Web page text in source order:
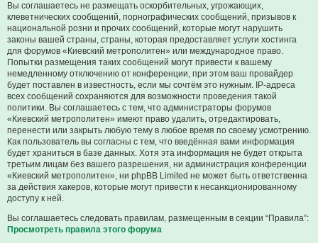
Вы соглашаетесь не размещать оскорбительных, угрожающих,
клеветнических сообщений, порнографических сообщений, призывов к
национальной розни и прочих сообщений, которые могут нарушить
законы вашей страны, страны, которая предоставляет услуги хостинга
для форумов «Киевский метрополитен» или международное право.
Попытки размещения таких сообщений могут привести к вашему
немедленному отключению от конференции, при этом ваш провайдер
будет поставлен в известность, если мы сочтём это нужным. IP-адреса
всех сообщений сохраняются для возможности проведения такой
политики. Вы соглашаетесь с тем, что администраторы форумов
«Киевский метрополитен» имеют право удалить, отредактировать,
перенести или закрыть любую тему в любое время по своему усмотрению.
Как пользователь вы согласны с тем, что введённая вами информация
будет храниться в базе данных. Хотя эта информация не будет открыта
третьим лицам без вашего разрешения, ни администрация конференции
«Киевский метрополитен», ни phpBB Limited не может быть ответственна
за действия хакеров, которые могут привести к несанкционированному
доступу к ней.
Вы соглашаетесь следовать правилам, размещенным в секции “Правила”:
Просмотреть правила этого форума